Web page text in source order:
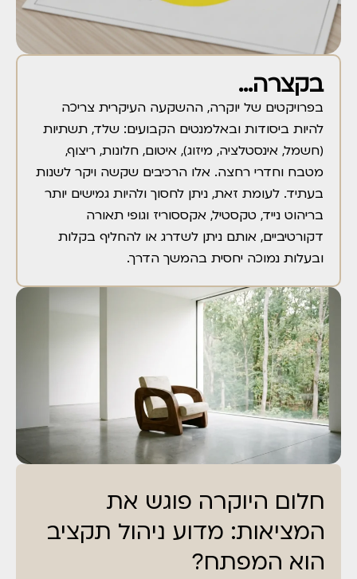
בקצרה...
בפרויקטים של יוקרה, ההשקעה העיקרית צריכה
להיות ביסודות ובאלמנטים הקבועים: שלד, תשתיות
(חשמל, אינסטלציה, מיזוג), איטום, חלונות, ריצוף,
מטבח וחדרי רחצה. אלו הרכיבים שקשה ויקר לשנות
בעתיד. לעומת זאת, ניתן לחסוך ולהיות גמישים יותר
בריהוט נייד, טקסטיל, אקססוריז וגופי תאורה
דקורטיביים, אותם ניתן לשדרג או להחליף בקלות
ובעלות נמוכה יחסית בהמשך הדרך.
חלום היוקרה פוגש את
המציאות: מדוע ניהול תקציב
הוא המפתח?